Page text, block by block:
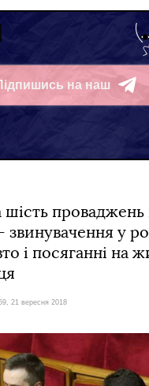
на наш
Telegram
шість проваджень
у
і посяганні на
21 вересня 2018